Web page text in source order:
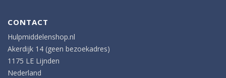
CONTACT
Hulpmiddelenshop.nl
Akerdijk 14 (geen bezoekadres)
1175 LE Lijnden
Nederland